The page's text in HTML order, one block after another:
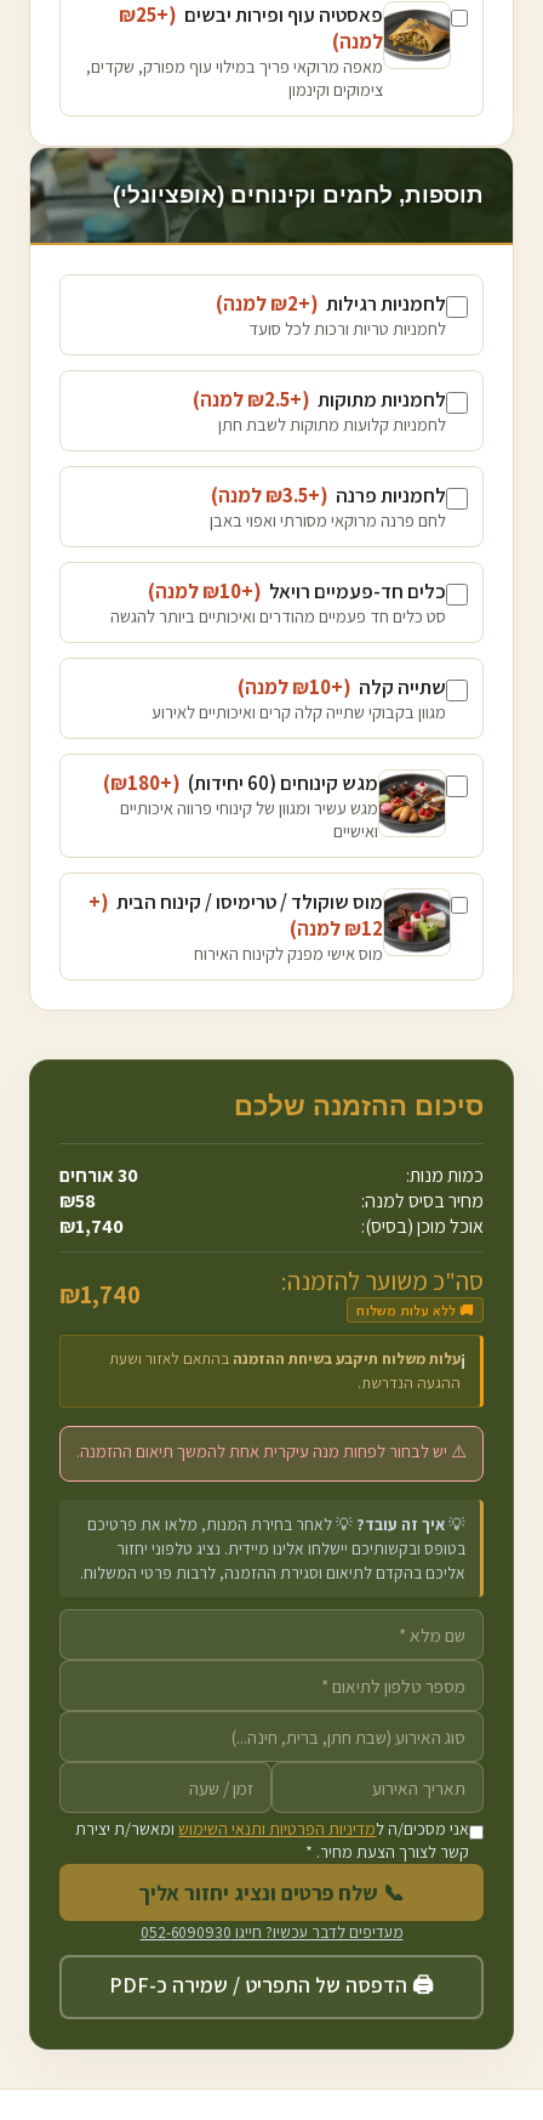
פאסטיה עוף ופירות יבשים (+₪
25
למנה)
מאפה מרוקאי פריך במילוי עוף מפורק, שקדים,
צימוקים וקינמון
תוספות, לחמים וקינוחים (אופציונלי)
לחמניות רגילות (+₪
2 למנה)
לחמניות טריות ורכות לכל סועד
לחמניות מתוקות (+₪
2.5 למנה)
לחמניות קלועות מתוקות לשבת חתן
לחמניות פרנה (+₪
3.5 למנה)
לחם פרנה מרוקאי מסורתי ואפוי באבן
כלים חד-פעמיים רויאל (+₪
10 למנה)
סט כלים חד פעמיים מהודרים ואיכותיים ביותר להגשה
שתייה קלה (+₪
10 למנה)
מגוון בקבוקי שתייה קלה קרים ואיכותיים לאירוע
מגש קינוחים (60 יחידות) (+₪
180
)
מגש עשיר ומגוון של קינוחי פרווה איכותיים
ואישיים
מוס שוקולד / טרימיסו / קינוח הבית (+
₪12 למנה)
מוס אישי מפנק לקינוח האירוח
סיכום ההזמנה שלכם
כמות מנות: 30אורחים
מחיר בסיס למנה:
₪58
אוכל מוכן (בסיס):
₪1,740
סה"כ משוער להזמנה:
🚚 ללא עלות משלוח ₪1,740
ℹ️עלות משלוח תיקבע בשיחת ההזמנה בהתאם לאזור ושעת
ההגעה הנדרשת.
⚠️ יש לבחור לפחות מנה עיקרית אחת להמשך תיאום ההזמנה.
💡איך זה עובד? 💡 לאחר בחירת המנות, מלאו את פרטיכם
בטופס ובקשותיכם יישלחו אלינו מיידית. נציג טלפוני יחזור
אליכם בהקדם לתיאום וסגירת ההזמנה, לרבות פרטי המשלוח.
אני מסכים/ה למדיניות הפרטיות ותנאי השימושומאשר/ת יצירת
קשר לצורך הצעת מחיר. *
📞 שלח פרטים ונציג יחזור אליך
מעדיפים לדבר עכשיו? חייגו 052-6090930
🖨️ הדפסה של התפריט / שמירה כ-PDF